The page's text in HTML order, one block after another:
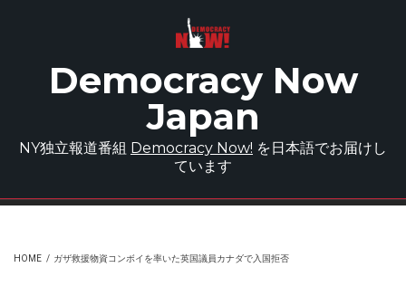
Democracy Now
Japan
NY独立報道番組 Democracy Now! を日本語でお届けし
ています
HOME / ガザ救援物資コンボイを率いた英国議員カナダで入国拒否